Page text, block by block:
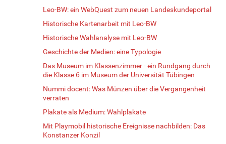
Leo-BW: ein WebQuest zum neuen Landeskundeportal
Historische Kartenarbeit mit Leo-BW
Historische Wahlanalyse mit Leo-BW
Geschichte der Medien: eine Typologie
Das Museum im Klassenzimmer - ein Rundgang durch
die Klasse 6 im Museum der Universität Tübingen
Nummi docent: Was Münzen über die Vergangenheit
verraten
Plakate als Medium: Wahlplakate
Mit Playmobil historische Ereignisse nachbilden: Das
Konstanzer Konzil